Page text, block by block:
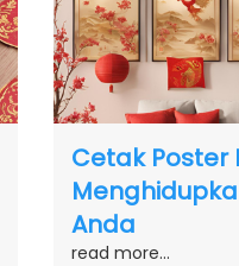
Cetak Poster
Anda
read more...